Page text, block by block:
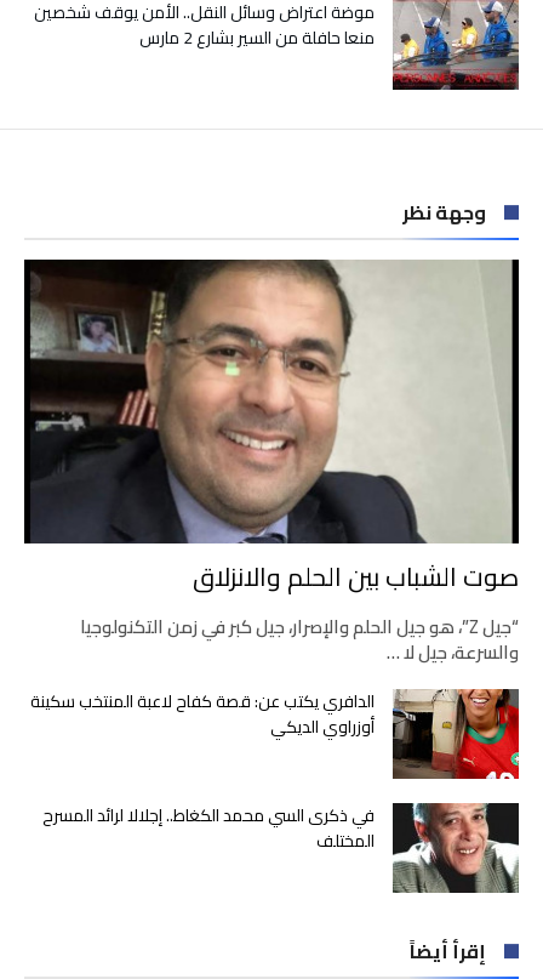
موضة اعتراض وسائل النقل.. الأمن يوقف شخصين
منعا حافلة من السير بشارع 2 مارس
وجهة نظر
صوت الشباب بين الحلم والانزلاق
“جيل Z”، هو جيل الحلم والإصرار، جيل كبر في زمن التكنولوجيا
والسرعة، جيل لا …
الدافري يكتب عن: قصة كفاح لاعبة المنتخب سكينة
أوزراوي الديكي
في ذكرى السي محمد الكغاط.. إجلالا لرائد المسرح
المختلف
إقرأ أيضاً